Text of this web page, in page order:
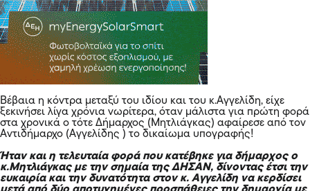
Βέβαια η κόντρα μεταξύ του ιδίου και του κ.Αγγελίδη, είχε
ξεκινήσει λίγα χρόνια νωρίτερα, όταν μάλιστα για πρώτη φορά
στα χρονικά ο τότε Δήμαρχος (Μητλιάγκας) αφαίρεσε από τον
Αντιδήμαρχο (Αγγελίδης ) το δικαίωμα υπογραφής!
Ήταν και η τελευταία φορά που κατέβηκε για δήμαρχος ο
κ.Μητλιάγκας με την σημαία της ΔΗΣΑΝ, δίνοντας έτσι την
ευκαιρία και την δυνατότητα στον κ. Αγγελίδη να κερδίσει